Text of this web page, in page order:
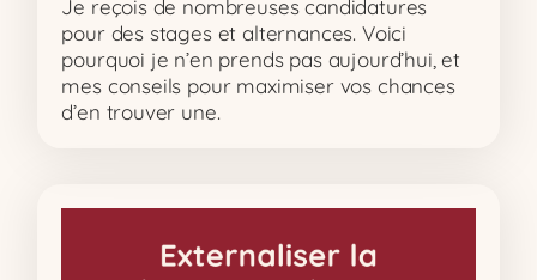
Je reçois de nombreuses candidatures
pour des stages et alternances. Voici
pourquoi je n’en prends pas aujourd’hui, et
mes conseils pour maximiser vos chances
d’en trouver une.